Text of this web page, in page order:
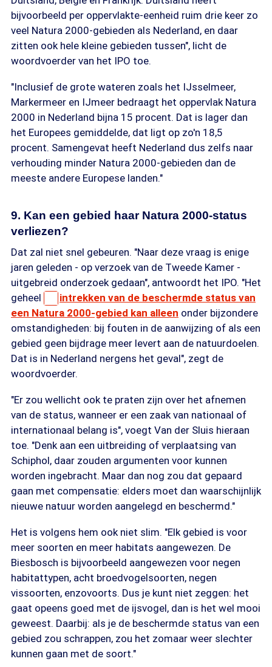
bijvoorbeeld per oppervlakte-eenheid ruim drie keer zo
veel Natura 2000-gebieden als Nederland, en daar
zitten ook hele kleine gebieden tussen", licht de
woordvoerder van het IPO toe.
"Inclusief de grote wateren zoals het IJsselmeer,
Markermeer en IJmeer bedraagt het oppervlak Natura
2000 in Nederland bijna 15 procent. Dat is lager dan
het Europees gemiddelde, dat ligt op zo'n 18,5
procent. Samengevat heeft Nederland dus zelfs naar
verhouding minder Natura 2000-gebieden dan de
meeste andere Europese landen."
9. Kan een gebied haar Natura 2000-status
verliezen?
Dat zal niet snel gebeuren. "Naar deze vraag is enige
jaren geleden - op verzoek van de Tweede Kamer -
uitgebreid onderzoek gedaan", antwoordt het IPO. "Het
geheel
intrekken van de beschermde status van
een Natura 2000-gebied kan alleen onder bijzondere
omstandigheden: bij fouten in de aanwijzing of als een
gebied geen bijdrage meer levert aan de natuurdoelen.
Dat is in Nederland nergens het geval", zegt de
woordvoerder.
"Er zou wellicht ook te praten zijn over het afnemen
van de status, wanneer er een zaak van nationaal of
internationaal belang is", voegt Van der Sluis hieraan
toe. "Denk aan een uitbreiding of verplaatsing van
Schiphol, daar zouden argumenten voor kunnen
worden ingebracht. Maar dan nog zou dat gepaard
gaan met compensatie: elders moet dan waarschijnlijk
nieuwe natuur worden aangelegd en beschermd."
Het is volgens hem ook niet slim. "Elk gebied is voor
meer soorten en meer habitats aangewezen. De
Biesbosch is bijvoorbeeld aangewezen voor negen
habitattypen, acht broedvogelsoorten, negen
vissoorten, enzovoorts. Dus je kunt niet zeggen: het
gaat opeens goed met de ijsvogel, dan is het wel mooi
geweest. Daarbij: als je de beschermde status van een
gebied zou schrappen, zou het zomaar weer slechter
kunnen gaan met de soort."